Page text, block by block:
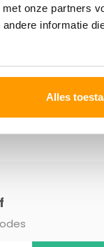
onze partners
informatie
Alles